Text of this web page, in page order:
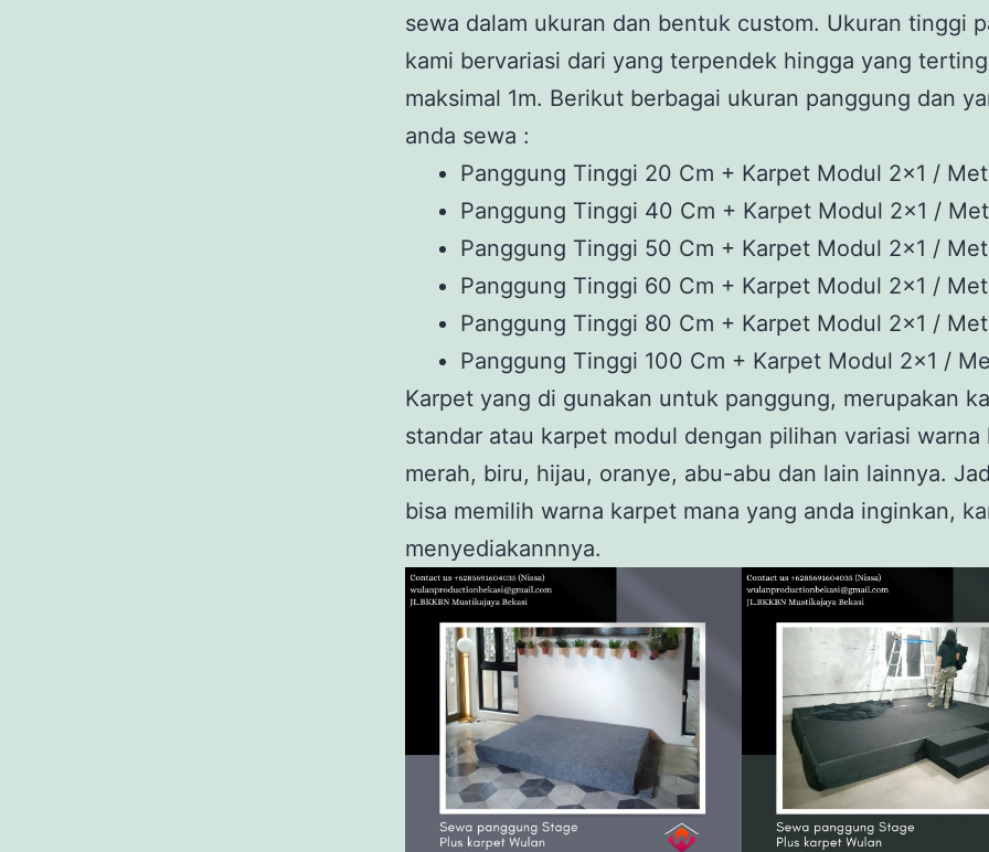
sewa dalam ukuran dan bentuk custom. Ukuran tinggi
kami bervariasi dari yang terpendek hingga yang
maksimal 1m. Berikut berbagai ukuran panggung dan
anda sewa :
Panggung Tinggi 20 Cm + Karpet Modul 2×1 /
Panggung Tinggi 40 Cm + Karpet Modul 2×1 /
Panggung Tinggi 50 Cm + Karpet Modul 2×1 /
Panggung Tinggi 60 Cm + Karpet Modul 2×1 /
Panggung Tinggi 80 Cm + Karpet Modul 2×1 /
Panggung Tinggi 100 Cm + Karpet Modul 2×1 /
Karpet yang di gunakan untuk panggung, merupakan
standar atau karpet modul dengan pilihan variasi warna
merah, biru, hijau, oranye, abu-abu dan lain lainnya.
bisa memilih warna karpet mana yang anda inginkan,
menyediakannnya.